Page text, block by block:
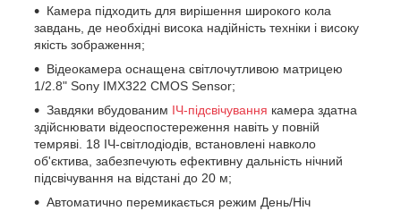
Камера підходить для вирішення широкого кола
завдань, де необхідні висока надійність техніки і високу
якість зображення;
Відеокамера оснащена світлочутливою матрицею
1/2.8" Sony IMX322 CMOS Sensor;
Завдяки вбудованим ІЧ-підсвічування камера здатна
здійснювати відеоспостереження навіть у повній
темряві. 18 ІЧ-світлодіодів, встановлені навколо
об'єктива, забезпечують ефективну дальність нічний
підсвічування на відстані до 20 м;
Автоматично перемикається режим День/Ніч